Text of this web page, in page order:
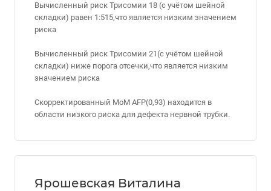
Вычисленный риск Трисомии 18 (с учётом шейной
складки) равен 1:515,что является низким значением
риска
Вычисленный риск Трисомии 21(с учётом шейной
складки) ниже порога отсечки,что является низким
значением риска
Скорректированный МоМ AFP(0,93) находится в
области низкого риска для дефекта нервной трубки.
Ярошевская Виталина